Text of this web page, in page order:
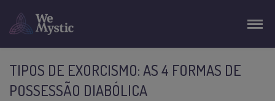
TIPOS DE EXORCISMO: AS 4 FORMAS DE
POSSESSÃO DIABÓLICA